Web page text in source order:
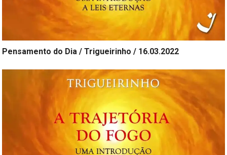
Pensamento do Dia / Trigueirinho / 16.03.2022